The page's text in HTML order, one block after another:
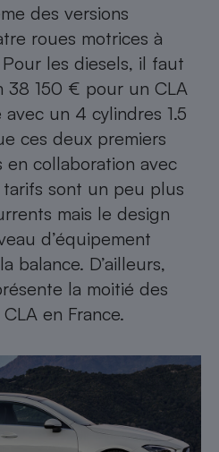
des versions
roues motrices à
les diesels, il faut
38 150 € pour un CLA
un 4 cylindres 1.5
ces deux premiers
collaboration avec
sont un peu plus
mais le design
d’équipement
balance. D’ailleurs,
la moitié des
en France.